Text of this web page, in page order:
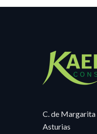
C. de Margarita
Asturias